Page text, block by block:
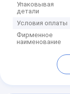
Упаковывая
детали
Условия оплаты
Фирменное
наименование